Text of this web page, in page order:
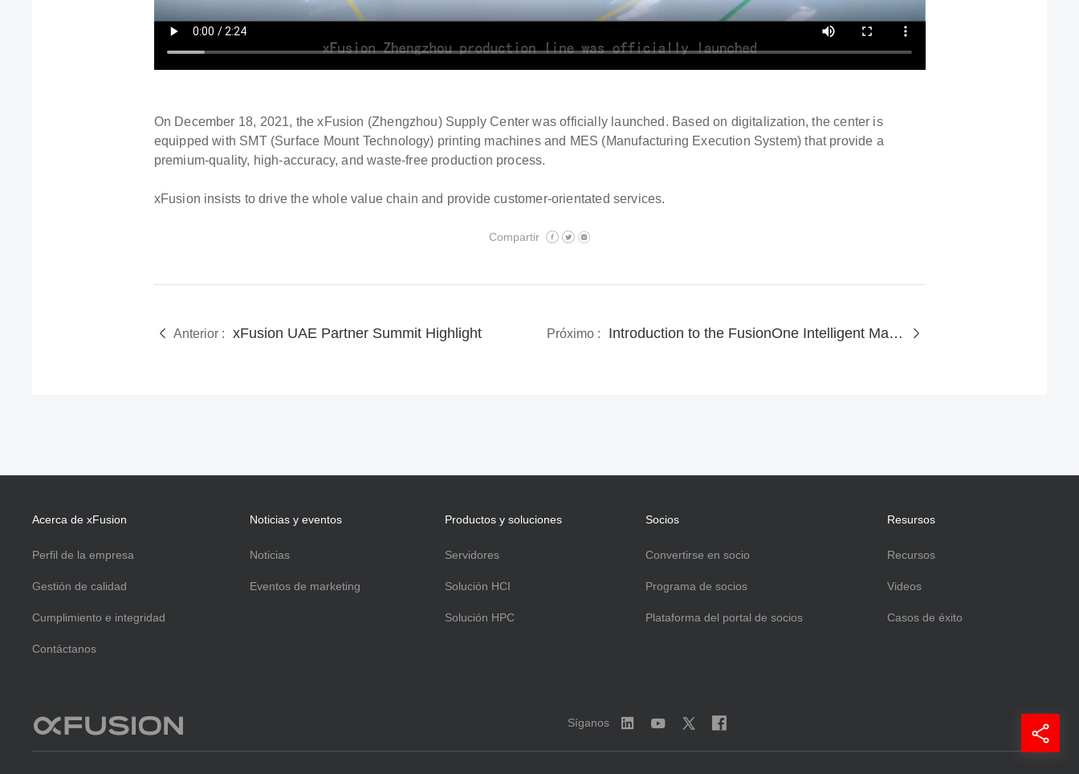
On December 18, 2021, the xFusion (Zhengzhou) Supply Center was officially launched. Based on digitalization, the center is
equipped with SMT (Surface Mount Technology) printing machines and MES (Manufacturing Execution System) that provide a
premium-quality, high-accuracy, and waste-free production process.
xFusion insists to drive the whole value chain and provide customer-orientated services.
Compartir
Anterior : xFusion UAE Partner Summit Highlight Próximo : Introduction to the FusionOne Intelligent Management Platform
Acerca de xFusion
Perfil de la empresa
Gestión de calidad
Cumplimiento e integridad
Contáctanos
Noticias y eventos
Noticias
Eventos de marketing
Productos y soluciones
Servidores
Solución HCI
Solución HPC
Socios
Convertirse en socio
Programa de socios
Plataforma del portal de socios
Resursos
Recursos
Videos
Casos de éxito
Síganos